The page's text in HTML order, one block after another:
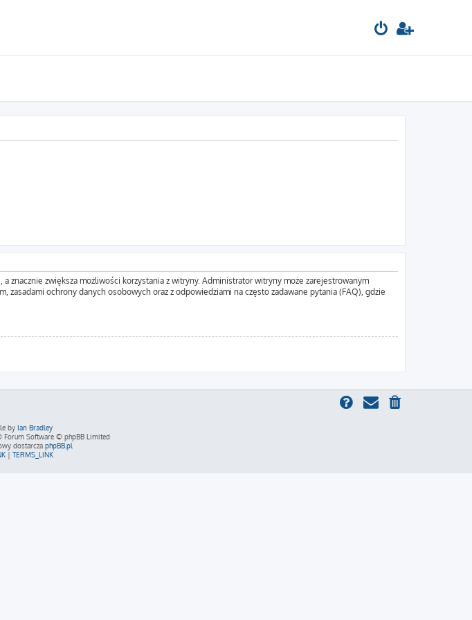
znacznie zwiększa możliwości korzystania z witryny. Administrator witryny może zarejestrowanym
ochrony danych osobowych oraz z odpowiedziami na często zadawane pytania (FAQ), gdzie
by Ian Bradley
Forum Software © phpBB Limited
dostarcza phpBB.pl
| TERMS_LINK